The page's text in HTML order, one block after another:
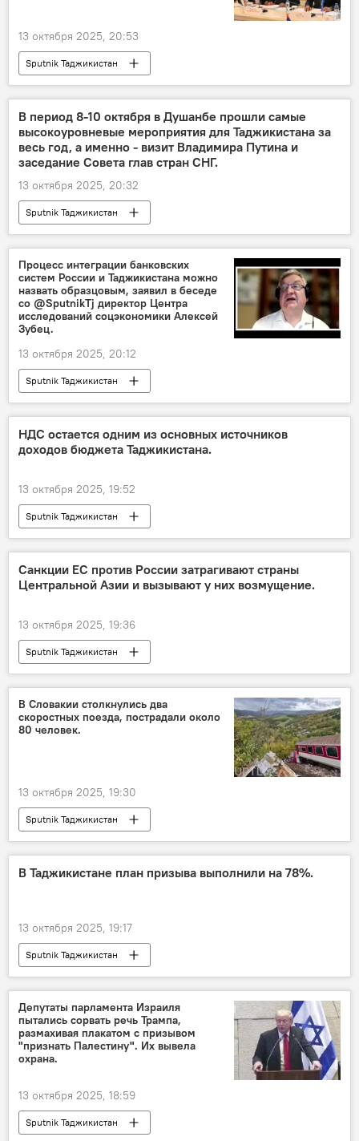
13 октября 2025, 20:53
Sputnik Таджикистан
В период 8-10 октября в Душанбе прошли самые
высокоуровневые мероприятия для Таджикистана за
весь год, а именно - визит Владимира Путина и
заседание Совета глав стран СНГ.
13 октября 2025, 20:32
Sputnik Таджикистан
Процесс интеграции банковских
систем России и Таджикистана можно
назвать образцовым, заявил в беседе
со @SputnikTj директор Центра
исследований соцэкономики Алексей
Зубец.
13 октября 2025, 20:12
Sputnik Таджикистан
НДС остается одним из основных источников
доходов бюджета Таджикистана.
13 октября 2025, 19:52
Sputnik Таджикистан
Санкции ЕС против России затрагивают страны
Центральной Азии и вызывают у них возмущение.
13 октября 2025, 19:36
Sputnik Таджикистан
В Словакии столкнулись два
скоростных поезда, пострадали около
80 человек.
13 октября 2025, 19:30
Sputnik Таджикистан
В Таджикистане план призыва выполнили на 78%.
13 октября 2025, 19:17
Sputnik Таджикистан
Депутаты парламента Израиля
пытались сорвать речь Трампа,
размахивая плакатом с призывом
"признать Палестину". Их вывела
охрана.
13 октября 2025, 18:59
Sputnik Таджикистан